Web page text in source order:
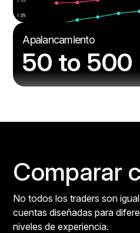
Apalancamiento
50 to 500
Comparar
No todos los traders son
cuentas diseñadas para
niveles de experiencia.